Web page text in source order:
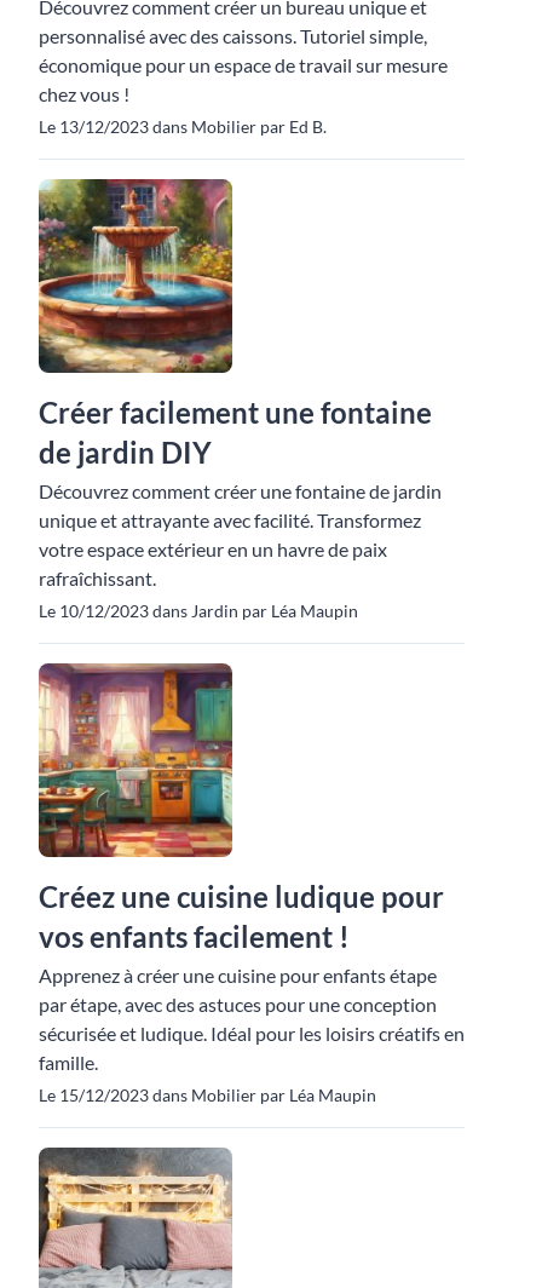
Découvrez comment créer un bureau unique et
personnalisé avec des caissons. Tutoriel simple,
économique pour un espace de travail sur mesure
chez vous !
Le 13/12/2023 dans Mobilier par Ed B.
Créer facilement une fontaine
de jardin DIY
Découvrez comment créer une fontaine de jardin
unique et attrayante avec facilité. Transformez
votre espace extérieur en un havre de paix
rafraîchissant.
Le 10/12/2023 dans Jardin par Léa Maupin
Créez une cuisine ludique pour
vos enfants facilement !
Apprenez à créer une cuisine pour enfants étape
par étape, avec des astuces pour une conception
sécurisée et ludique. Idéal pour les loisirs créatifs en
famille.
Le 15/12/2023 dans Mobilier par Léa Maupin